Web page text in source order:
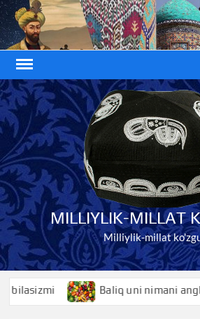
Skip
to
content
MILLIYLIK-MILLAT
Milliylik-millat
Baliq uni nimani